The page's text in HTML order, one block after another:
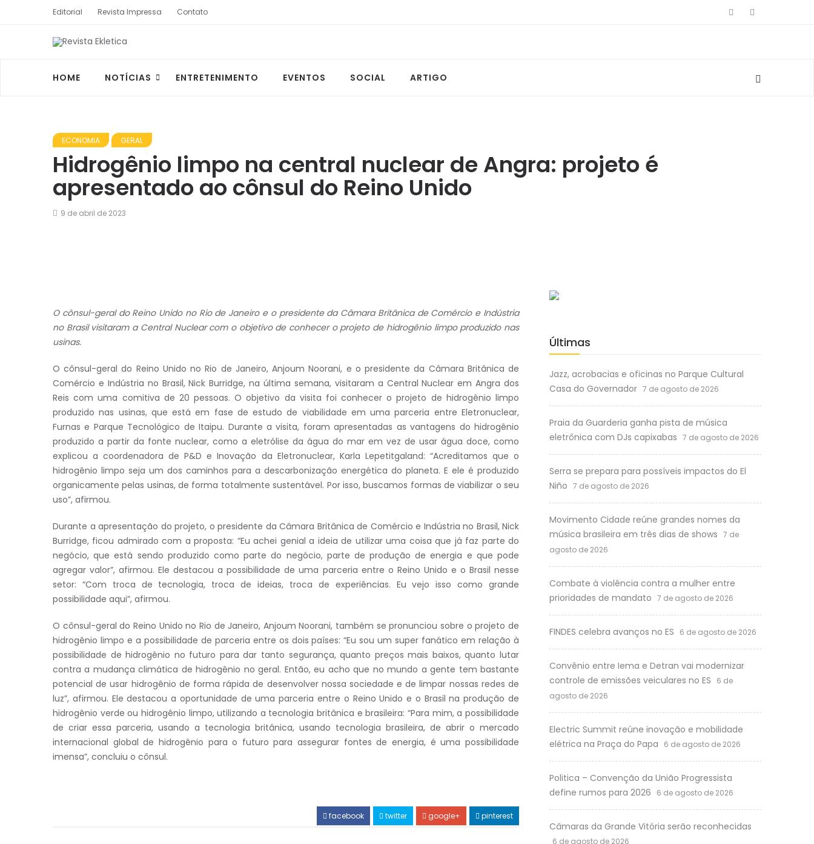
Editorial Revista Impressa Contato
HOME NOTÍCIAS ENTRETENIMENTO EVENTOS SOCIAL ARTIGO
ECONOMIA GERAL
Hidrogênio limpo na central nuclear de Angra: projeto é
apresentado ao cônsul do Reino Unido
9 de abril de 2023
O cônsul-geral do Reino Unido no Rio de Janeiro e o presidente da Câmara Britânica de Comércio e Indústria
no Brasil visitaram a Central Nuclear com o objetivo de conhecer o projeto de hidrogênio limpo produzido nas
usinas.
O cônsul-geral do Reino Unido no Rio de Janeiro, Anjoum Noorani, e o presidente da Câmara Britânica de
Comércio e Indústria no Brasil, Nick Burridge, na última semana, visitaram a Central Nuclear em Angra dos
Reis com uma comitiva de 20 pessoas. O objetivo da visita foi conhecer o projeto de hidrogênio limpo
produzido nas usinas, que está em fase de estudo de viabilidade em uma parceria entre Eletronuclear,
Furnas e Parque Tecnológico de Itaipu. Durante a visita, foram apresentadas as vantagens do hidrogênio
produzido a partir da fonte nuclear, como a eletrólise da água do mar em vez de usar água doce, como
explicou a coordenadora de P&D e Inovação da Eletronuclear, Karla Lepetitgaland: “Acreditamos que o
hidrogênio limpo seja um dos caminhos para a descarbonização energética do planeta. E ele é produzido
organicamente pelas usinas, de forma totalmente sustentável. Por isso, buscamos formas de viabilizar o seu
uso”, afirmou.
Durante a apresentação do projeto, o presidente da Câmara Britânica de Comércio e Indústria no Brasil, Nick
Burridge, ficou admirado com a proposta: “Eu achei genial a ideia de utilizar uma coisa que já faz parte do
negócio, que está sendo produzido como parte do negócio, parte de produção de energia e que pode
agregar valor”, afirmou. Ele destacou a possibilidade de uma parceria entre o Reino Unido e o Brasil nesse
setor: “Com troca de tecnologia, troca de ideias, troca de experiências. Eu vejo isso como grande
possibilidade aqui”, afirmou.
O cônsul-geral do Reino Unido no Rio de Janeiro, Anjoum Noorani, também se pronunciou sobre o projeto de
hidrogênio limpo e a possibilidade de parceria entre os dois países: “Eu sou um super fanático em relação à
possibilidade de hidrogênio no futuro para dar tanto segurança, quanto preços mais baixos, quanto lutar
contra a mudança climática de hidrogênio no geral. Então, eu acho que no mundo a gente tem bastante
potencial de usar hidrogênio de forma rápida de desenvolver nossa sociedade e de limpar nossas redes de
luz”, afirmou. Ele destacou a oportunidade de uma parceria entre o Reino Unido e o Brasil na produção de
hidrogênio verde ou hidrogênio limpo, utilizando a tecnologia britânica e brasileira: “Para mim, a possibilidade
de criar essa parceria, usando a tecnologia britânica, usando tecnologia brasileira, de abrir o mercado
internacional global de hidrogênio para o futuro para assegurar fontes de energia, é uma possibilidade
imensa”, concluiu o cônsul.
facebook twitter google+ pinterest
Últimas
Jazz, acrobacias e oficinas no Parque Cultural
Casa do Governador 7 de agosto de 2026
Praia da Guarderia ganha pista de música
eletrônica com DJs capixabas 7 de agosto de 2026
Serra se prepara para possíveis impactos do El
Niño 7 de agosto de 2026
Movimento Cidade reúne grandes nomes da
música brasileira em três dias de shows 7 de
agosto de 2026
Combate à violência contra a mulher entre
prioridades de mandato 7 de agosto de 2026
FINDES celebra avanços no ES 6 de agosto de 2026
Convênio entre Iema e Detran vai modernizar
controle de emissões veiculares no ES
6 de
agosto de 2026
Electric Summit reúne inovação e mobilidade
elétrica na Praça do Papa
6 de agosto de 2026
Politica – Convenção da União Progressista
define rumos para 2026
6 de agosto de 2026
Câmaras da Grande Vitória serão reconhecidas
6 de agosto de 2026